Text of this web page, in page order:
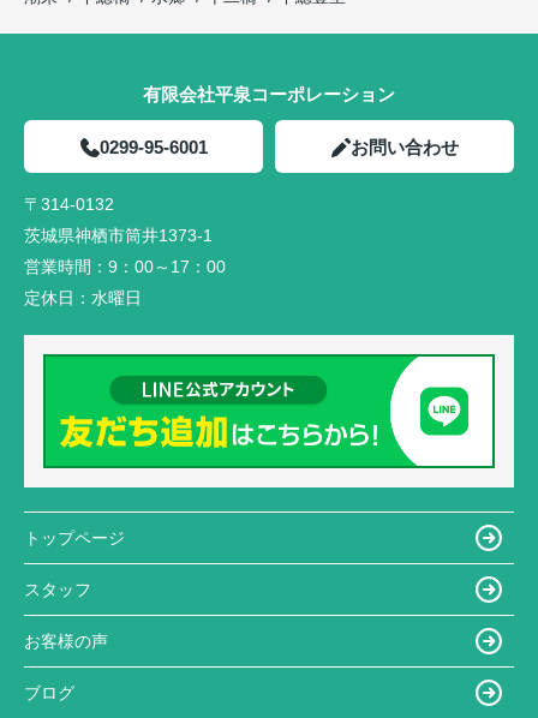
有限会社平泉コーポレーション
0299-95-6001 お問い合わせ
〒314-0132
茨城県神栖市筒井1373-1
営業時間： 9：00～17：00
定休日： 水曜日
トップページ
スタッフ
お客様の声
ブログ